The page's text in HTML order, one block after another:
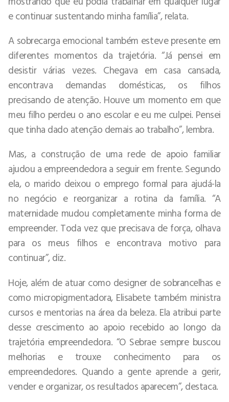
e continuar sustentando minha família”, relata.
A sobrecarga emocional também esteve presente em
diferentes momentos da trajetória. “Já pensei em
desistir várias vezes. Chegava em casa cansada,
encontrava demandas domésticas, os filhos
precisando de atenção. Houve um momento em que
meu filho perdeu o ano escolar e eu me culpei. Pensei
que tinha dado atenção demais ao trabalho”, lembra.
Mas, a construção de uma rede de apoio familiar
ajudou a empreendedora a seguir em frente. Segundo
ela, o marido deixou o emprego formal para ajudá-la
no negócio e reorganizar a rotina da família. “A
maternidade mudou completamente minha forma de
empreender. Toda vez que precisava de força, olhava
para os meus filhos e encontrava motivo para
continuar”, diz.
Hoje, além de atuar como designer de sobrancelhas e
como micropigmentadora, Elisabete também ministra
cursos e mentorias na área da beleza. Ela atribui parte
desse crescimento ao apoio recebido ao longo da
trajetória empreendedora. “O Sebrae sempre buscou
melhorias e trouxe conhecimento para os
empreendedores. Quando a gente aprende a gerir,
vender e organizar, os resultados aparecem”, destaca.